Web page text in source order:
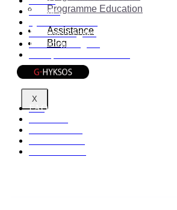
Programme Education
Assistance
Blog
X
Cookies
Mentions Légales
Documents légaux
FAQ